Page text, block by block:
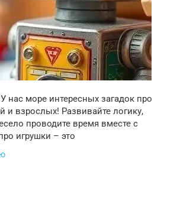
нас море интересных загадок про
и взрослых! Развивайте логику,
проводите время вместе с
игрушки – это